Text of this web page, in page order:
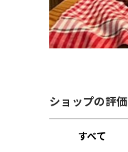
ショップの評価
すべて